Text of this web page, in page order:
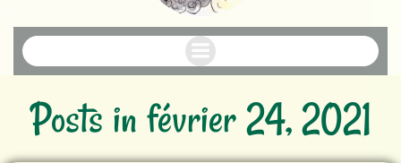
Posts in février 24, 2021